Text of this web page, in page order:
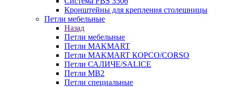
Кронштейны для крепления столешницы
Петли мебельные
Назад
Петли мебельные
Петли MAKMART
Петли MAKMART КОРСО/CORSO
Петли САЛИЧЕ/SALICE
Петли MB2
Петли специальные